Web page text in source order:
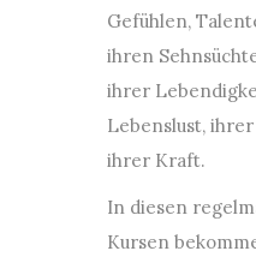
Gefühlen,
ihren
ihrer
Lebenslust,
ihrer Kraft.
In diesen
Kursen